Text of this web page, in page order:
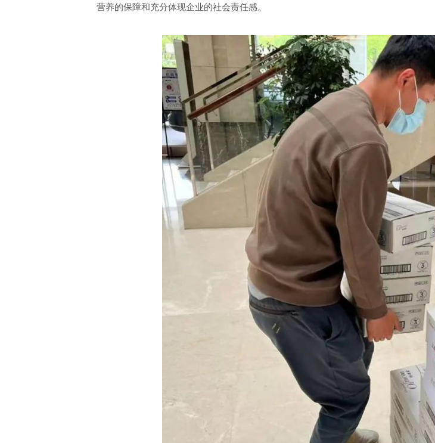
营养的保障和充分体现企业的社会责任感。